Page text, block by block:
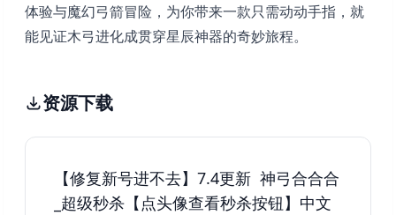
体验与魔幻弓箭冒险，为你带来一款只需动动手指，就
能见证木弓进化成贯穿星辰神器的奇妙旅程。
资源下载
【修复新号进不去】7.4更新 神弓合合合
_超级秒杀【点头像查看秒杀按钮】中文